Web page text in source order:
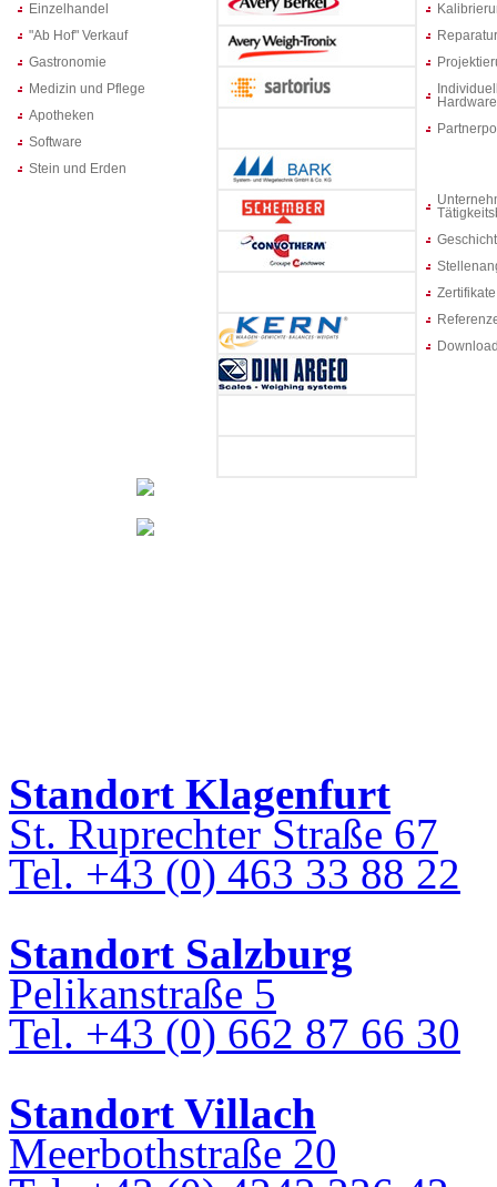
Einzelhandel
"Ab Hof" Verkauf
Gastronomie
Medizin und Pflege
Apotheken
Software
Stein und Erden
Zertifikate
Standort Klagenfurt
St. Ruprechter Straße 67
Tel. +43 (0) 463 33 88 22
Standort Salzburg
Pelikanstraße 5
Tel. +43 (0) 662 87 66 30
Standort Villach
Meerbothstraße 20